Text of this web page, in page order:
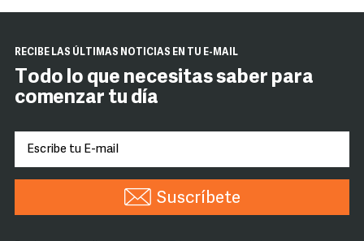
RECIBE LAS ÚLTIMAS NOTICIAS EN TU E-MAIL
Todo lo que necesitas saber para
comenzar tu día
Suscríbete